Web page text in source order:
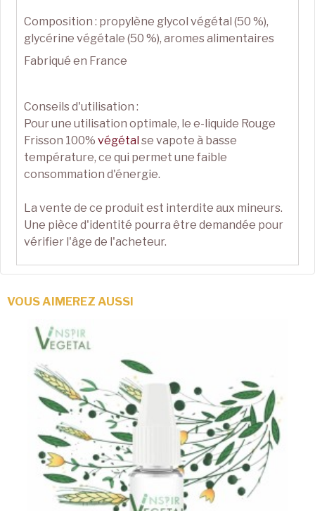
Composition : propylène glycol végétal (50 %),
glycérine végétale (50 %), aromes alimentaires
Fabriqué en France
Conseils d'utilisation :
Pour une utilisation optimale, le e-liquide Rouge
Frisson 100%végétal se vapote à basse
température, ce qui permet une faible
consommation d'énergie.
La vente de ce produit est interdite aux mineurs.
Une pièce d'identité pourra être demandée pour
vérifier l'âge de l'acheteur.
VOUS AIMEREZ AUSSI